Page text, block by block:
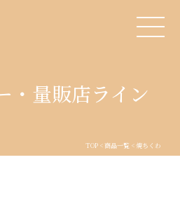
・量販店ライン
TOP<商品一覧 < 焼ちくわ